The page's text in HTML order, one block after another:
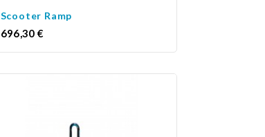
Scooter Ramp
Prix
696,30 €